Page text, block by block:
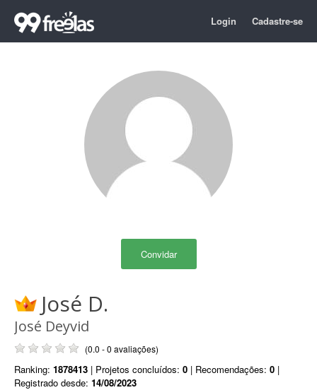
Login Cadastre-se
Convidar
José D.
José Deyvid
(0.0 - 0 avaliações)
Ranking: 1878413 | Projetos concluídos: 0 | Recomendações: 0 |
Registrado desde: 14/08/2023